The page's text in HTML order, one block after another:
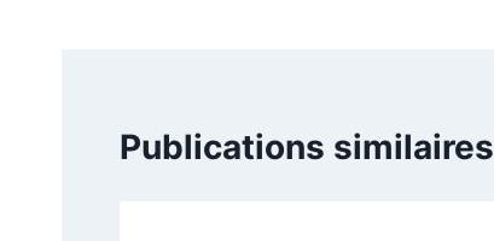
Publications similaires